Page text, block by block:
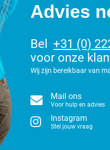
Advies
Bel
+31 (0)
voor onze
Wij zijn bereikbaar van
Mail ons
Voor hulp en advies
Instagram
Stel jouw vraag